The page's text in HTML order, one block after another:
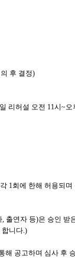
후 결정)
리허설 오전 11시 ~오
1회에 한해 허용되
, 출연자 등)은 승인 받
합니다.)
해 공고하며 심사 후